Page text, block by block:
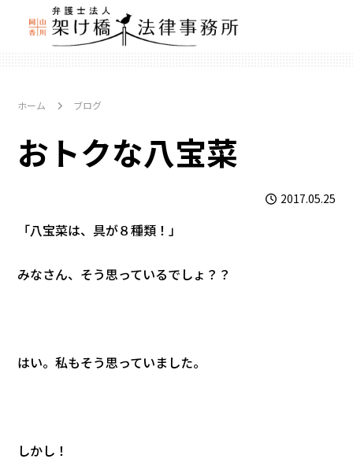
ホーム ブログ
おトクな八宝菜
2017.05.25
「八宝菜は、具が８種類！」
みなさん、そう思っているでしょ？？
はい。私もそう思っていました。
しかし！